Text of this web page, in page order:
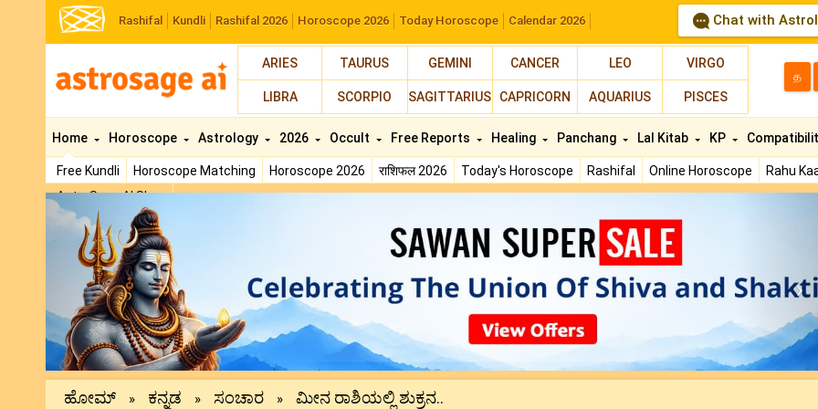
Rashifal Kundli Rashifal 2026 Horoscope 2026 Today Horoscope Calendar 2026 Chat with
ARIES TAURUS GEMINI CANCER LEO VIRGO
LIBRA SCORPIO SAGITTARIUS CAPRICORN AQUARIUS PISCES
த
Home
Free Kundli Horoscope Matching Horoscope 2026 राशिफल 2026 Today's Horoscope Rashifal Online Horoscope Rahu
AstroSage AI Shop
Horoscope Astrology 2026 Occult Free Reports Healing Panchang Lal Kitab KP
Previous
ಹೋಮ್ » ಕನ್ನಡ » ಸಂಚಾರ » ಮೀನ ರಾಶಿಯಲ್ಲಿ ಶುಕ್ರನ..